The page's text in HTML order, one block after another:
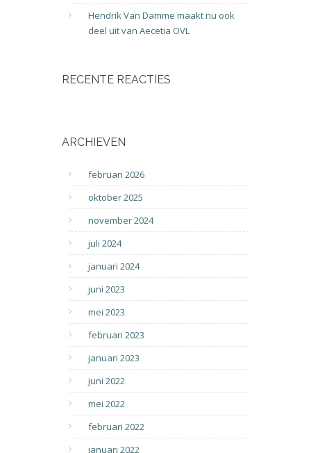
Hendrik Van Damme maakt nu ook
deel uit van Aecetia OVL
RECENTE REACTIES
ARCHIEVEN
februari 2026
oktober 2025
november 2024
juli 2024
januari 2024
juni 2023
mei 2023
februari 2023
januari 2023
juni 2022
mei 2022
februari 2022
januari 2022